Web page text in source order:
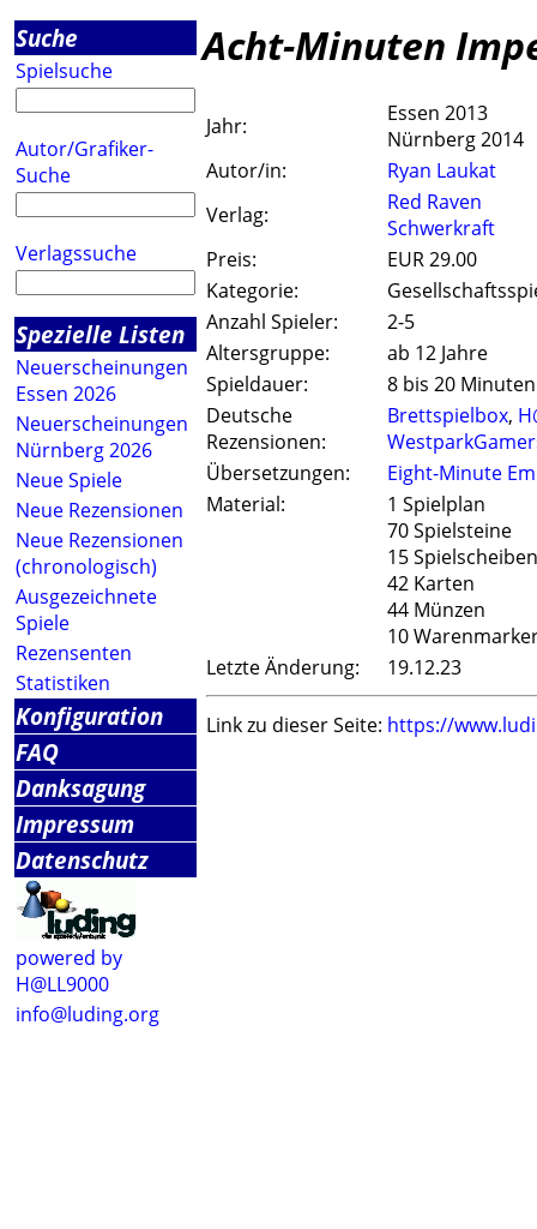
Suche
Spielsuche
Autor/Grafiker-
Suche
Verlagssuche
Spezielle Listen
Neuerscheinungen
Essen 2026
Neuerscheinungen
Nürnberg 2026
Neue Spiele
Neue Rezensionen
Neue Rezensionen
(chronologisch)
Ausgezeichnete
Spiele
Rezensenten
Statistiken
Konfiguration
FAQ
Danksagung
Impressum
Datenschutz
powered by
H@LL9000
info@luding.org
Acht-Minuten
Jahr:
Essen 2013
Nürnberg 2014
Autor/in:
Ryan Laukat
Verlag:
Red Raven
Schwerkraft
Preis:
EUR 29.00
Kategorie:
Anzahl Spieler:
2-5
Altersgruppe:
ab 12 Jahre
Spieldauer:
8 bis 20 Minuten
Deutsche
Rezensionen:
Brettspielbox,
Übersetzungen:
Eight-Minute
Material:
1 Spielplan
70 Spielsteine
15 Spielscheiben
42 Karten
44 Münzen
10
Letzte Änderung:
19.12.23
Link zu dieser Seite: https://